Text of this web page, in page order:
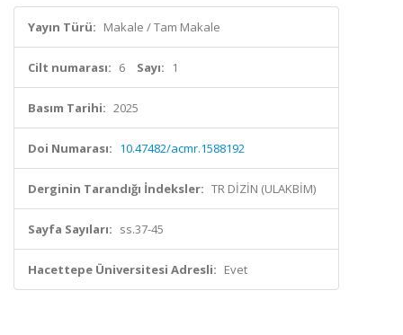
Yayın Türü: Makale / Tam Makale
Cilt numarası: 6 Sayı: 1
Basım Tarihi: 2025
Doi Numarası: 10.47482/acmr.1588192
Derginin Tarandığı İndeksler: TR DİZİN (ULAKBİM)
Sayfa Sayıları: ss.37-45
Hacettepe Üniversitesi Adresli: Evet